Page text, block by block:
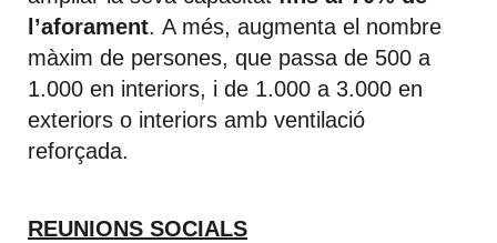
l’aforament. A més, augmenta el nombre
màxim de persones, que passa de 500 a
1.000 en interiors, i de 1.000 a 3.000 en
exteriors o interiors amb ventilació
reforçada.
REUNIONS SOCIALS